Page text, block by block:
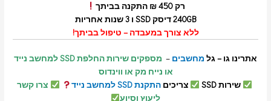
רק450 ₪ התקנה בביתך
240GB דיסק SSD ו 3 שנות אחריות
ללא צורך במעבדה – טיפול בביתך!
אתרינו גו – גל מחשבים –
מספקים שירות החלפת SSD למחשב נייד
או נייח מק או ווינדוס
שירות SSD
צריכיםהתקנת SSD למחשב נייד
צרו קשר
ליעוץ וסיוע